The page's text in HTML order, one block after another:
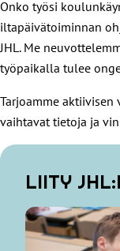
Onko työsi
iltapäivätoiminnan
JHL. Me
työpaikalla tulee
Tarjoamme aktiivisen
vaihtavat tietoja ja
LIITY